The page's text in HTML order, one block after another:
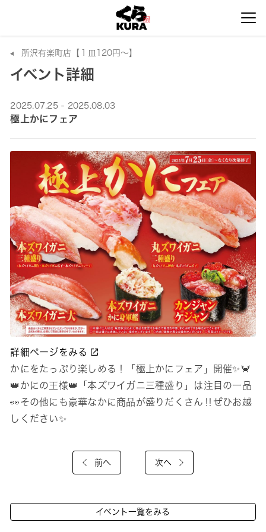
所沢有楽町店【１皿120円～】
イベント詳細
2025.07.25 - 2025.08.03
極上かにフェア
詳細ページをみる
かにをたっぷり楽しめる！「極上かにフェア」開催✨🦀
👑かにの王様👑「本ズワイガニ三種盛り」は注目の一品
👀その他にも豪華なかに商品が盛りだくさん‼ぜひお越
しください✨
前へ 次へ
イベント一覧をみる